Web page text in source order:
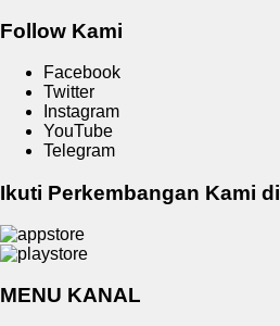
Follow Kami
Facebook
Twitter
Instagram
YouTube
Telegram
Ikuti Perkembangan Kami di
MENU KANAL